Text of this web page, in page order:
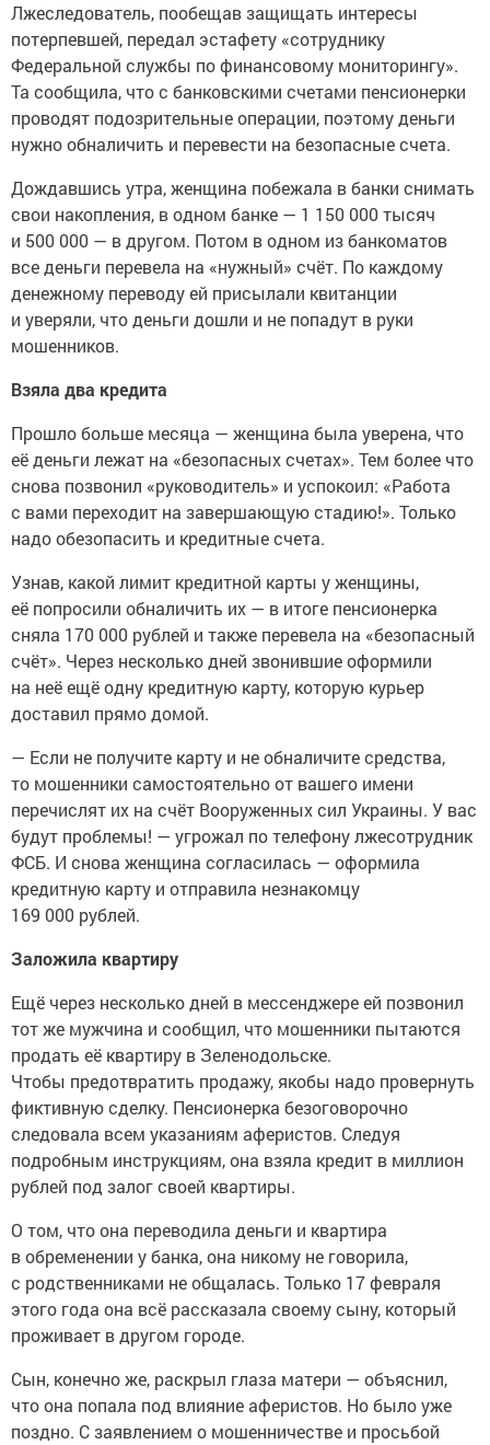
Лжеследователь, пообещав защищать интересы
потерпевшей, передал эстафету «сотруднику
Федеральной службы по финансовому мониторингу».
Та сообщила, что с банковскими счетами пенсионерки
проводят подозрительные операции, поэтому деньги
нужно обналичить и перевести на безопасные счета.
Дождавшись утра, женщина побежала в банки снимать
свои накопления, в одном банке — 1 150 000 тысяч
и 500 000 — в другом. Потом в одном из банкоматов
все деньги перевела на «нужный» счёт. По каждому
денежному переводу ей присылали квитанции
и уверяли, что деньги дошли и не попадут в руки
мошенников.
Взяла два кредита
Прошло больше месяца — женщина была уверена, что
её деньги лежат на «безопасных счетах». Тем более что
снова позвонил «руководитель» и успокоил: «Работа
с вами переходит на завершающую стадию!». Только
надо обезопасить и кредитные счета.
Узнав, какой лимит кредитной карты у женщины,
её попросили обналичить их — в итоге пенсионерка
сняла 170 000 рублей и также перевела на «безопасный
счёт». Через несколько дней звонившие оформили
на неё ещё одну кредитную карту, которую курьер
доставил прямо домой.
— Если не получите карту и не обналичите средства,
то мошенники самостоятельно от вашего имени
перечислят их на счёт Вооруженных сил Украины. У вас
будут проблемы! — угрожал по телефону лжесотрудник
ФСБ. И снова женщина согласилась — оформила
кредитную карту и отправила незнакомцу
169 000 рублей.
Заложила квартиру
Ещё через несколько дней в мессенджере ей позвонил
тот же мужчина и сообщил, что мошенники пытаются
продать её квартиру в Зеленодольске.
Чтобы предотвратить продажу, якобы надо провернуть
фиктивную сделку. Пенсионерка безоговорочно
следовала всем указаниям аферистов. Следуя
подробным инструкциям, она взяла кредит в миллион
рублей под залог своей квартиры.
О том, что она переводила деньги и квартира
в обременении у банка, она никому не говорила,
с родственниками не общалась. Только 17 февраля
этого года она всё рассказала своему сыну, который
проживает в другом городе.
Сын, конечно же, раскрыл глаза матери — объяснил,
что она попала под влияние аферистов. Но было уже
поздно. С заявлением о мошенничестве и просьбой